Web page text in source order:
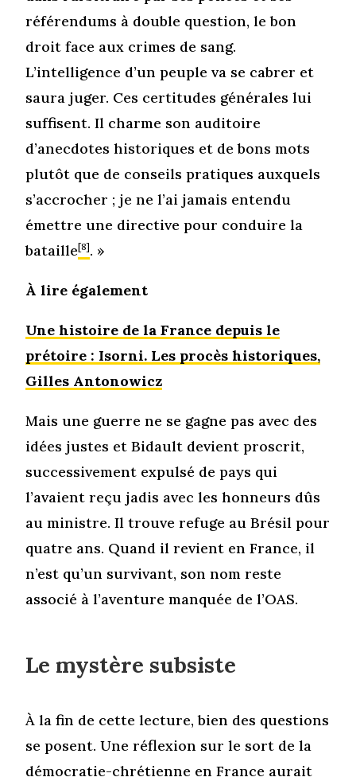
référendums à double question, le bon
droit face aux crimes de sang.
L’intelligence d’un peuple va se cabrer et
saura juger. Ces certitudes générales lui
suffisent. Il charme son auditoire
d’anecdotes historiques et de bons mots
plutôt que de conseils pratiques auxquels
s’accrocher ; je ne l’ai jamais entendu
émettre une directive pour conduire la
bataille[8]. »
À lire également
Une histoire de la France depuis le
prétoire : Isorni. Les procès historiques,
Gilles Antonowicz
Mais une guerre ne se gagne pas avec des
idées justes et Bidault devient proscrit,
successivement expulsé de pays qui
l’avaient reçu jadis avec les honneurs dûs
au ministre. Il trouve refuge au Brésil pour
quatre ans. Quand il revient en France, il
n’est qu’un survivant, son nom reste
associé à l’aventure manquée de l’OAS.
Le mystère subsiste
À la fin de cette lecture, bien des questions
se posent. Une réflexion sur le sort de la
démocratie-chrétienne en France aurait